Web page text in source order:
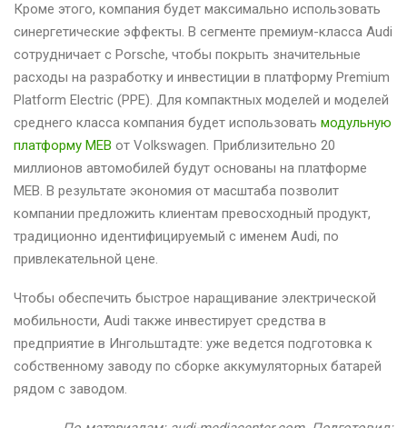
Кроме этого, компания будет максимально использовать
синергетические эффекты. В сегменте премиум-класса Audi
сотрудничает с Porsche, чтобы покрыть значительные
расходы на разработку и инвестиции в платформу Premium
Platform Electric (PPE). Для компактных моделей и моделей
среднего класса компания будет использовать модульную
платформу MEB от Volkswagen. Приблизительно 20
миллионов автомобилей будут основаны на платформе
MEB. В результате экономия от масштаба позволит
компании предложить клиентам превосходный продукт,
традиционно идентифицируемый с именем Audi, по
привлекательной цене.
Чтобы обеспечить быстрое наращивание электрической
мобильности, Audi также инвестирует средства в
предприятие в Ингольштадте: уже ведется подготовка к
собственному заводу по сборке аккумуляторных батарей
рядом с заводом.